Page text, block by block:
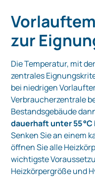
zur
Die Temperatur, mit
zentrales
bei niedrigen
Verbraucherzentrale
Bestandsgebäude
dauerhaft unter 55 °C
Senken Sie an einem
öffnen Sie alle
wichtigste
Heizkörpergröße und